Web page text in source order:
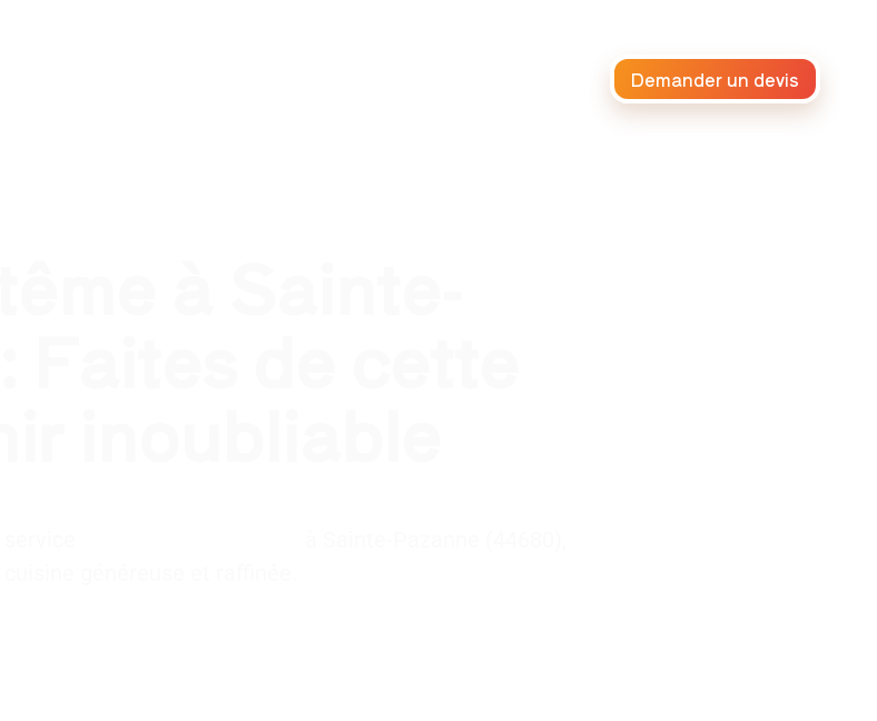
Demander un devis